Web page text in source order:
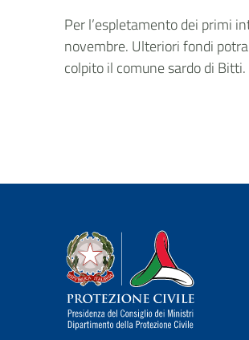
Per l’espletamento dei primi
novembre. Ulteriori fondi
colpito il comune sardo di Bitti.
Dipartimento della